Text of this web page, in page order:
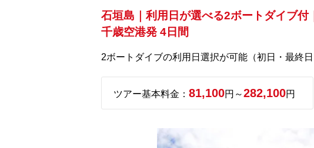
石垣島｜利用日が選べる2ボートダイブ
千歳空港発 4日間
2ボートダイブの利用日選択が可能（初日・最終日
ツアー基本料金： 81,100円～282,100円